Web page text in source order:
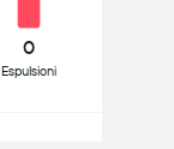
0
Espulsioni